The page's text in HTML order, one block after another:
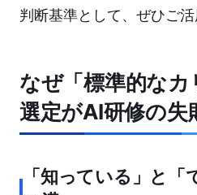
判断基準として、ぜひご活
なぜ「標準的な
選定がAI研修の失
「知っている」と